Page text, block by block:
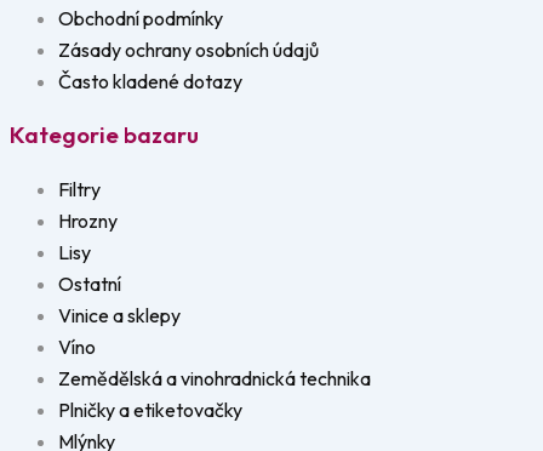
Obchodní podmínky
Zásady ochrany osobních údajů
Často kladené dotazy
Kategorie bazaru
Filtry
Hrozny
Lisy
Ostatní
Vinice a sklepy
Víno
Zemědělská a vinohradnická technika
Plničky a etiketovačky
Mlýnky